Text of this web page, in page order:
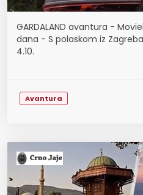
GARDALAND avantura -
dana - S polaskom iz Zagreba
4.10.
Avantura